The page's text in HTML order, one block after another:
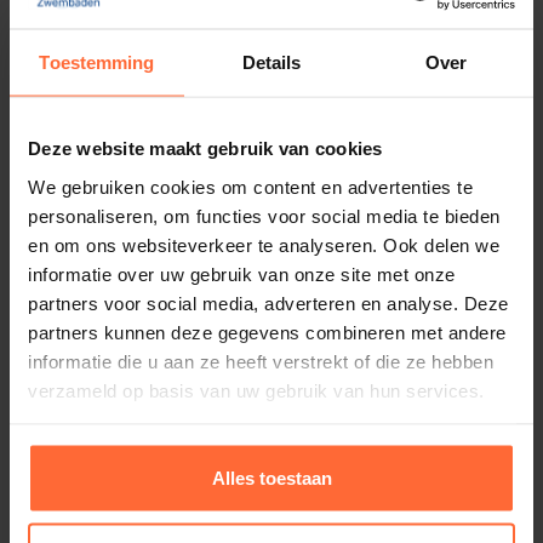
Toestemming Details Over
Deze website maakt gebruik van cookies
We gebruiken cookies om content en advertenties te
personaliseren, om functies voor social media te bieden
en om ons websiteverkeer te analyseren. Ook delen we
informatie over uw gebruik van onze site met onze
partners voor social media, adverteren en analyse. Deze
partners kunnen deze gegevens combineren met andere
informatie die u aan ze heeft verstrekt of die ze hebben
verzameld op basis van uw gebruik van hun services.
Alles toestaan
ca. 3–5 werkdagen